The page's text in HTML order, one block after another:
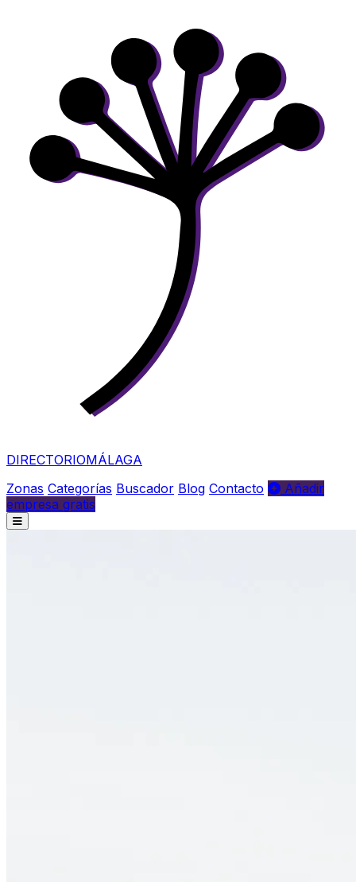
DIRECTORIOMÁLAGA
Zonas Categorías Buscador Blog Contacto
Añadir
empresa gratis